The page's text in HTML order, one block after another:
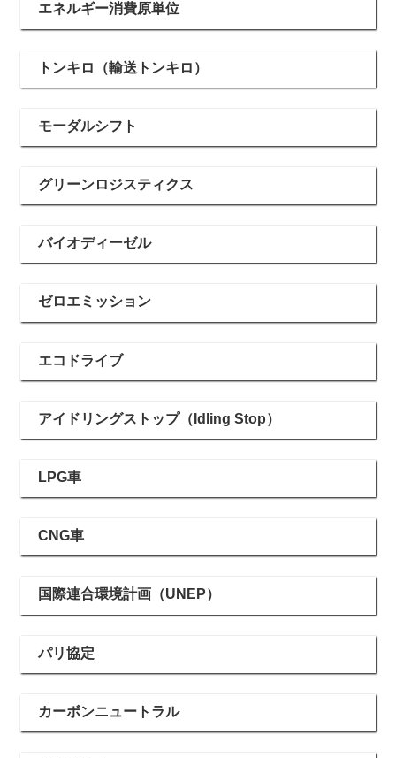
エネルギー消費原単位
トンキロ（輸送トンキロ）
モーダルシフト
グリーンロジスティクス
バイオディーゼル
ゼロエミッション
エコドライブ
アイドリングストップ（Idling Stop）
LPG車
CNG車
国際連合環境計画（UNEP）
パリ協定
カーボンニュートラル